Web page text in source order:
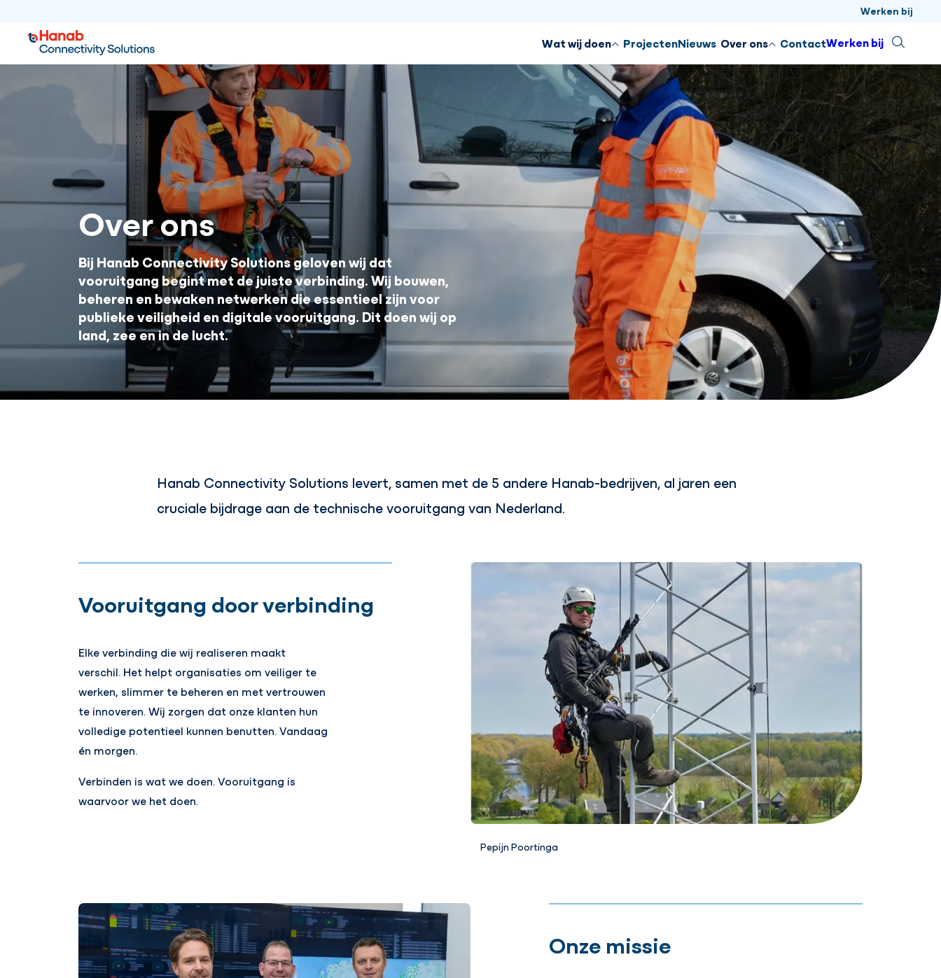
Werken bij
Wat wij doen ProjectenNieuws Over ons ContactWerken bij Zoeken
Over ons
Bij Hanab Connectivity Solutions geloven wij dat
vooruitgang begint met de juiste verbinding. Wij bouwen,
beheren en bewaken netwerken die essentieel zijn voor
publieke veiligheid en digitale vooruitgang. Dit doen wij op
land, zee en in de lucht.
Hanab Connectivity Solutions levert, samen met de 5 andere Hanab-bedrijven, al jaren een
cruciale bijdrage aan de technische vooruitgang van Nederland.
Pepijn Poortinga
Vooruitgang door verbinding
Elke verbinding die wij realiseren maakt
verschil. Het helpt organisaties om veiliger te
werken, slimmer te beheren en met vertrouwen
te innoveren. Wij zorgen dat onze klanten hun
volledige potentieel kunnen benutten. Vandaag
én morgen.
Verbinden is wat we doen. Vooruitgang is
waarvoor we het doen.
Onze missie